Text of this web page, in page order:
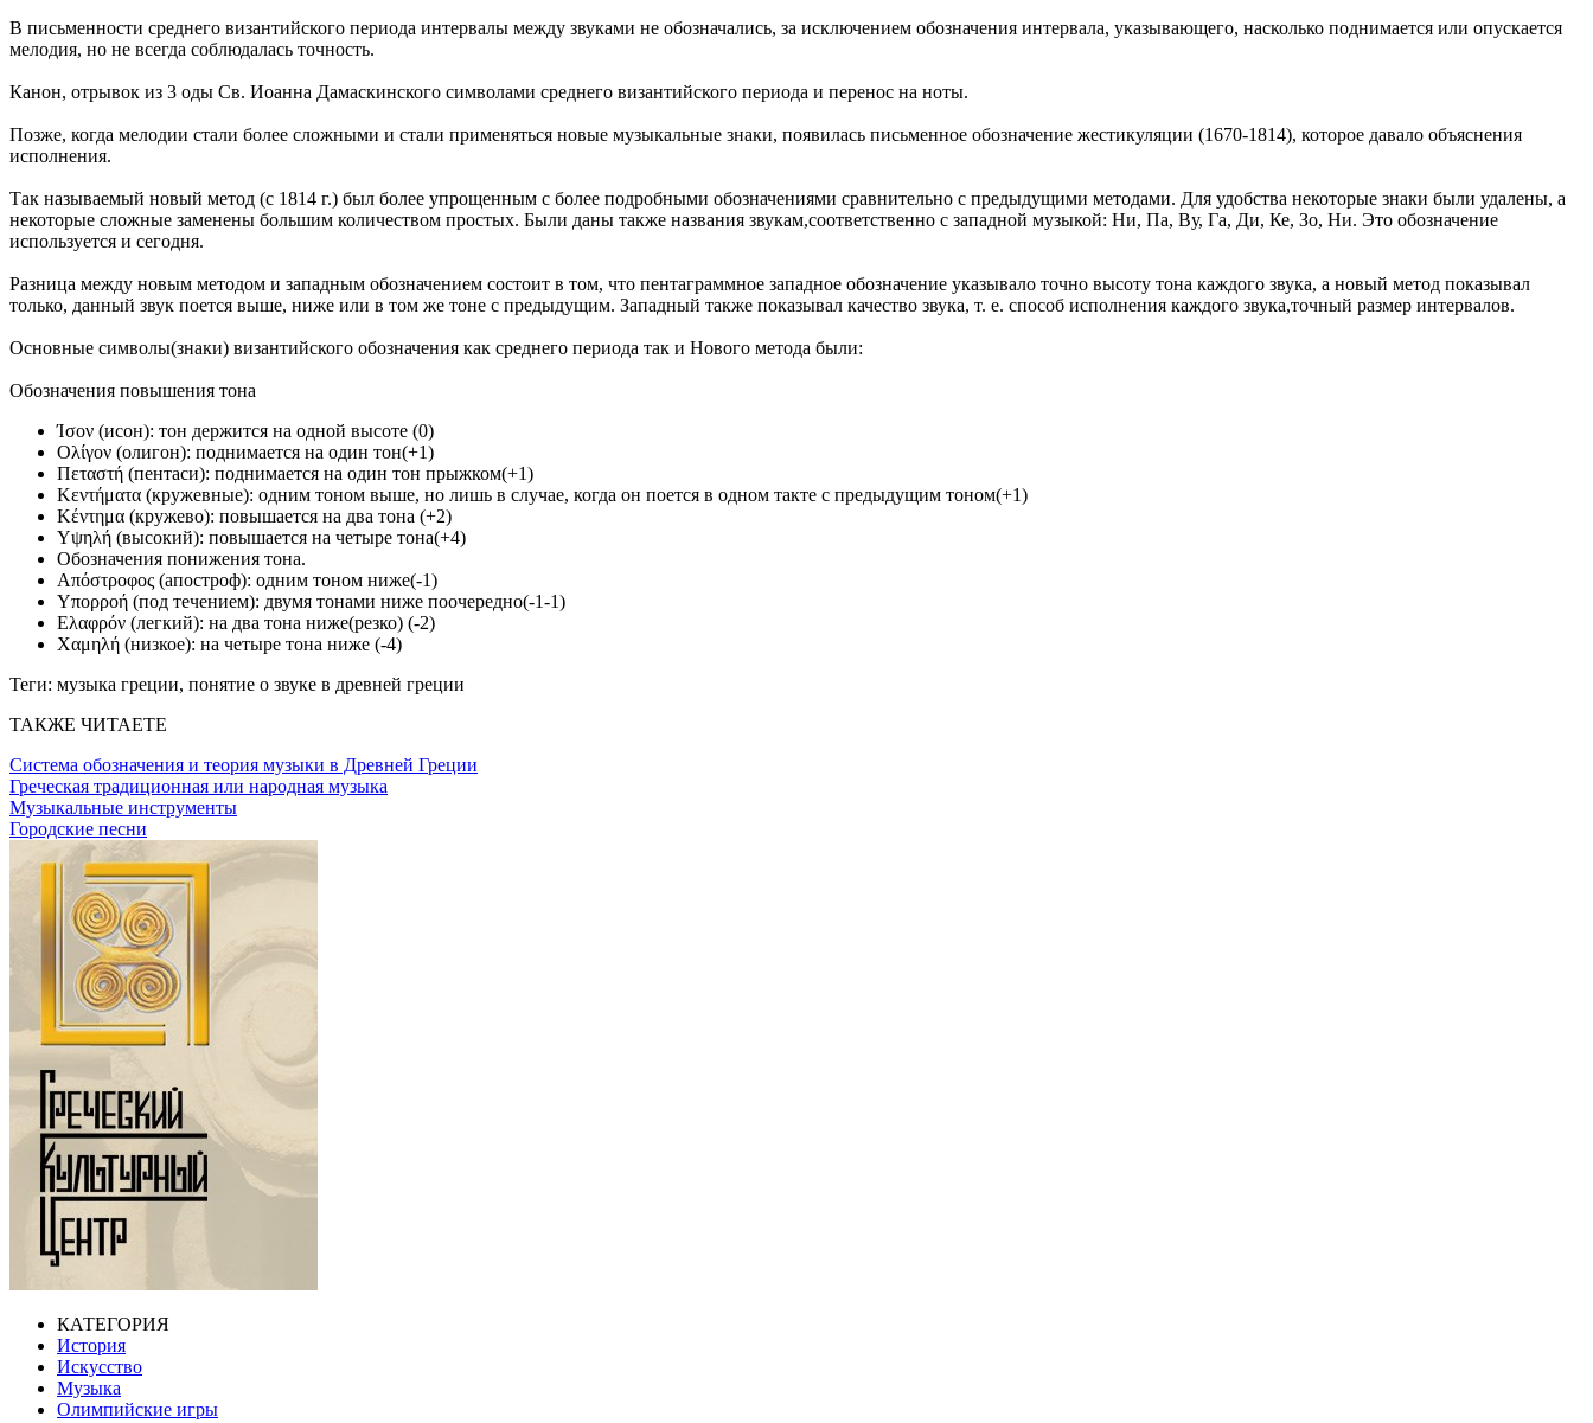
В письменности среднего византийского периода интервалы между звуками не обозначались, за исключением обозначения интервала, указывающего, насколько поднимается или опускается
мелодия, но не всегда соблюдалась точность.
Канон, отрывок из 3 оды Св. Иоанна Дамаскинского символами среднего византийского периода и перенос на ноты.
Позже, когда мелодии стали более сложными и стали применяться новые музыкальные знаки, появилась письменное обозначение жестикуляции (1670-1814), которое давало объяснения
исполнения.
Так называемый новый метод (с 1814 г.) был более упрощенным с более подробными обозначениями сравнительно с предыдущими методами. Для удобства некоторые знаки были удалены, а
некоторые сложные заменены большим количеством простых. Были даны также названия звукам,соответственно с западной музыкой: Ни, Па, Ву, Га, Ди, Ке, Зо, Ни. Это обозначение
используется и сегодня.
Разница между новым методом и западным обозначением состоит в том, что пентаграммное западное обозначение указывало точно высоту тона каждого звука, а новый метод показывал
только, данный звук поется выше, ниже или в том же тоне с предыдущим. Западный также показывал качество звука, т. е. способ исполнения каждого звука,точный размер интервалов.
Основные символы(знаки) византийского обозначения как среднего периода так и Нового метода были:
Обозначения повышения тона
Ίσον (исон): тон держится на одной высоте (0)
Ολίγον (олигон): поднимается на один тон(+1)
Πεταστή (пентаси): поднимается на один тон прыжком(+1)
Κεντήματα (кружевные): одним тоном выше, но лишь в случае, когда он поется в одном такте с предыдущим тоном(+1)
Κέντημα (кружево): повышается на два тона (+2)
Υψηλή (высокий): повышается на четыре тона(+4)
Обозначения понижения тона.
Απόστροφος (апостроф): одним тоном ниже(-1)
Υπορροή (под течением): двумя тонами ниже поочередно(-1-1)
Ελαφρόν (легкий): на два тона ниже(резко) (-2)
Χαμηλή (низкое): на четыре тона ниже (-4)
Теги: музыка греции, понятие о звуке в древней греции
ТАКЖЕ ЧИТАЕТЕ
Система обозначения и теория музыки в Древней Греции
Греческая традиционная или народная музыка
Музыкальные инструменты
Городские песни
КАТЕГОРИЯ
История
Искусство
Музыка
Олимпийские игры